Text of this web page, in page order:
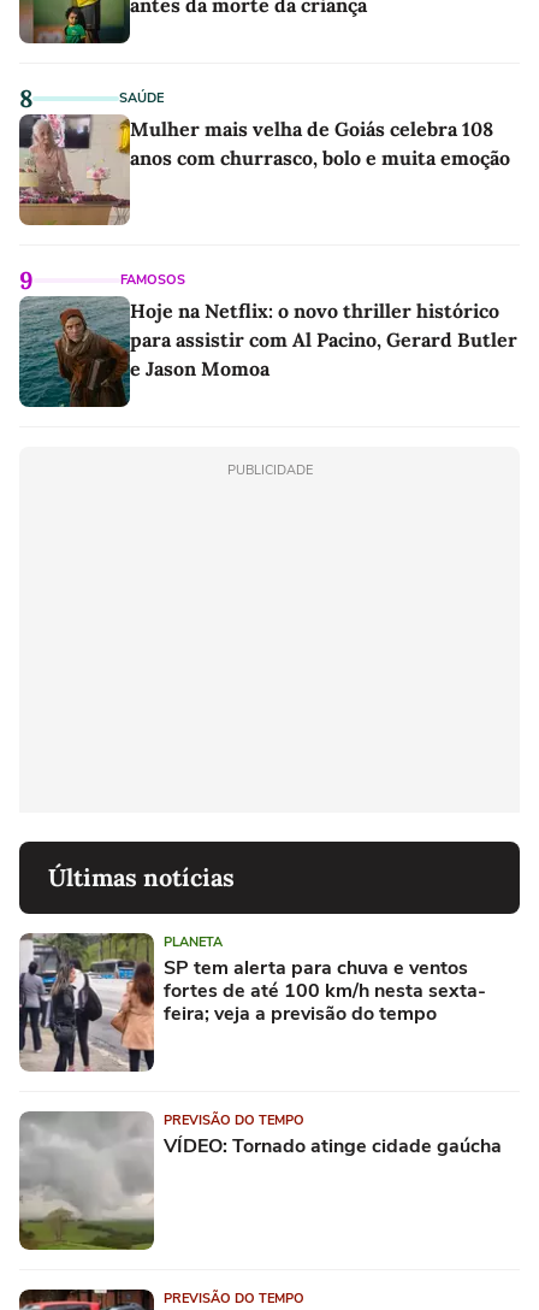
antes da morte da criança
8 SAÚDE
Mulher mais velha de Goiás celebra 108
anos com churrasco, bolo e muita emoção
9 FAMOSOS
Hoje na Netflix: o novo thriller histórico
para assistir com Al Pacino, Gerard Butler
e Jason Momoa
PUBLICIDADE
Últimas notícias
PLANETA
SP tem alerta para chuva e ventos
fortes de até 100 km/h nesta sexta-
feira; veja a previsão do tempo
PREVISÃO DO TEMPO
VÍDEO: Tornado atinge cidade gaúcha
PREVISÃO DO TEMPO